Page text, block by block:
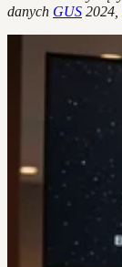
danych GUS 2024,